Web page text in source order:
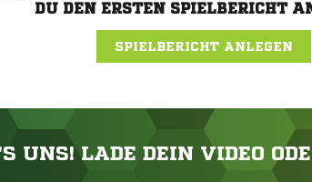
DU DEN ERSTEN SPIELBERICHT
SPIELBERICHT ANLEGEN
UNS! LADE DEIN VIDEO